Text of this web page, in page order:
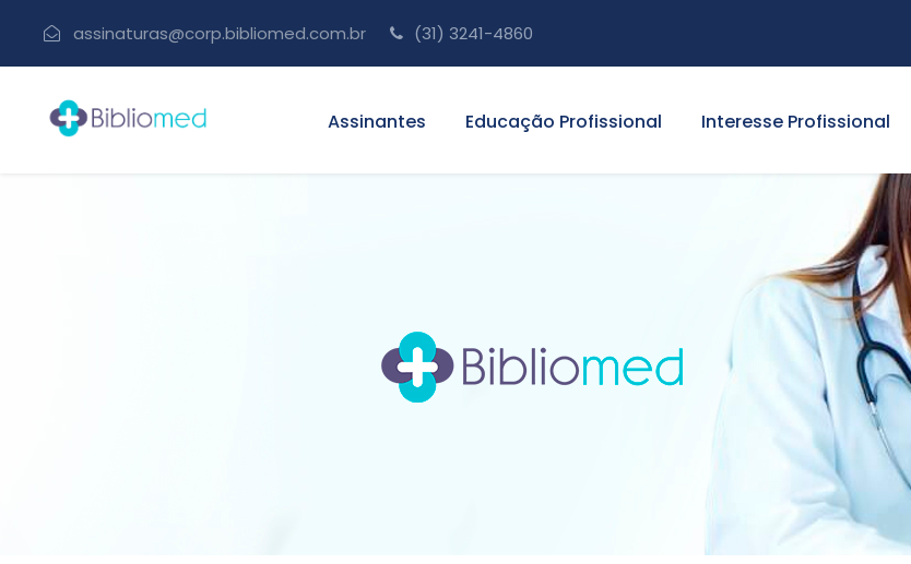
assinaturas@corp.bibliomed.com.br (31) 3241-4860
Assinantes Educação Profissional Interesse Profissional